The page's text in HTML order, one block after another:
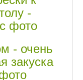
-
фото